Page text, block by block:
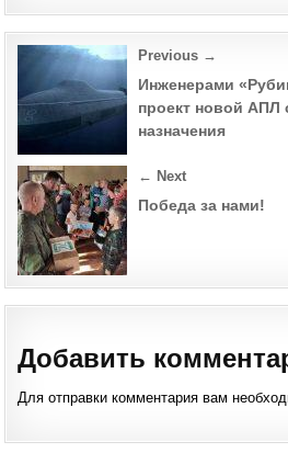
Post
navigation
Previous →
Инженерами
проект новой АПЛ
назначения
← Next
Победа за нами!
Добавить
Для отправки комментария вам